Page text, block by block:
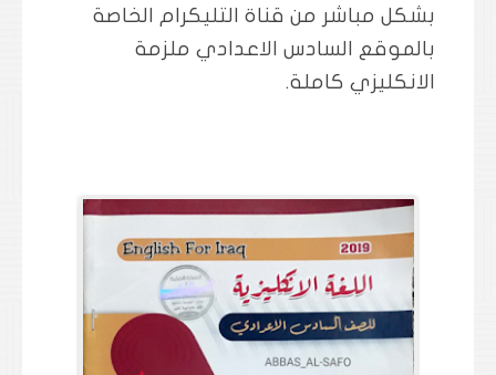
بشكل مباشر من قناة التليكرام الخاصة
بالموقع السادس الاعدادي ملزمة
الانكليزي كاملة.